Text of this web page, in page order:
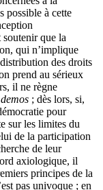
possible à cette
que la
qui n’implique
des droits
prend au sérieux
il ne règne
demos ; dès lors, si,
pour
sur les limites du
de la participation
de leur
axiologique, il
principes de la
pas univoque ; en